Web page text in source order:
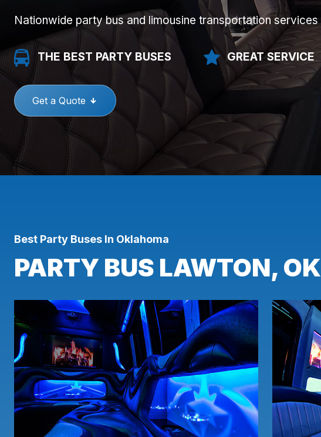
Nationwide party bus and limousine transportation services
THE BEST PARTY BUSES GREAT SERVICE
Get a Quote
Best Party Buses In Oklahoma
PARTY BUS LAWTON, OK